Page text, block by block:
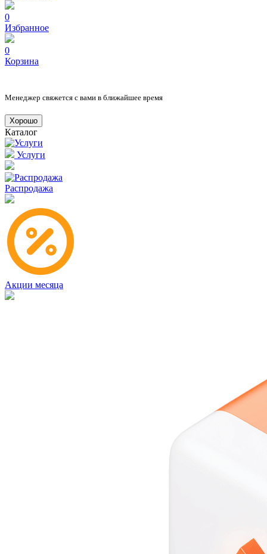
0
Избранное
0
Корзина
Менеджер свяжется с вами в ближайшее время
Хорошо
Каталог
Услуги
Распродажа
Акции месяца